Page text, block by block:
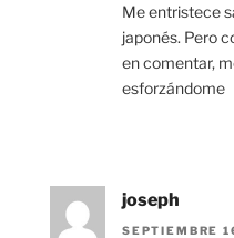
Me entristece
japonés. Pero
en comentar,
esforzándome
joseph
SEPTIEMBRE